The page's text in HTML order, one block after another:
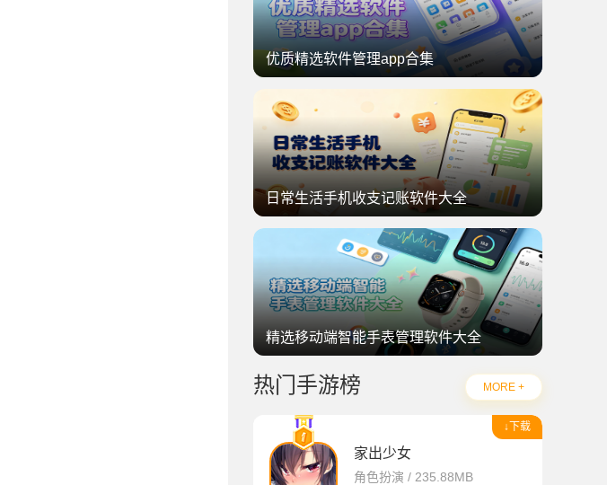
优质精选软件管理app合集
日常生活手机收支记账软件大全
精选移动端智能手表管理软件大全
热门手游榜 MORE +
↓下载
家出少女
角色扮演 / 235.88MB